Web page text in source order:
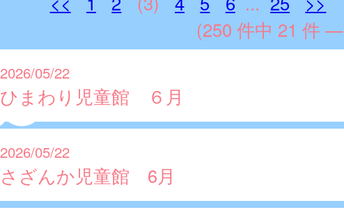
(250 件中 21 件
2026/05/22
ひまわり児童館 ６月
2026/05/22
さざんか児童館 6月